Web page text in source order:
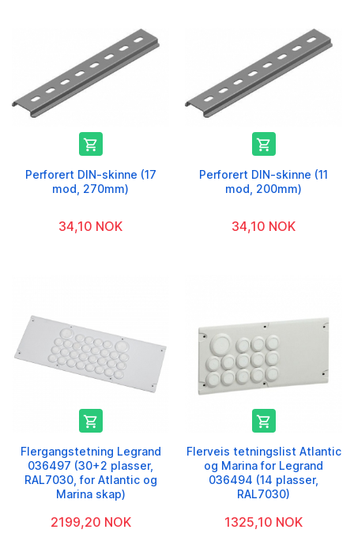

Perforert DIN-skinne (17
mod, 270mm)
34,10 NOK

Perforert DIN-skinne (11
mod, 200mm)
34,10 NOK

Flergangstetning Legrand
036497 (30+2 plasser,
RAL7030, for Atlantic og
Marina skap)
2199,20 NOK

Flerveis tetningslist Atlantic
og Marina for Legrand
036494 (14 plasser,
RAL7030)
1325,10 NOK